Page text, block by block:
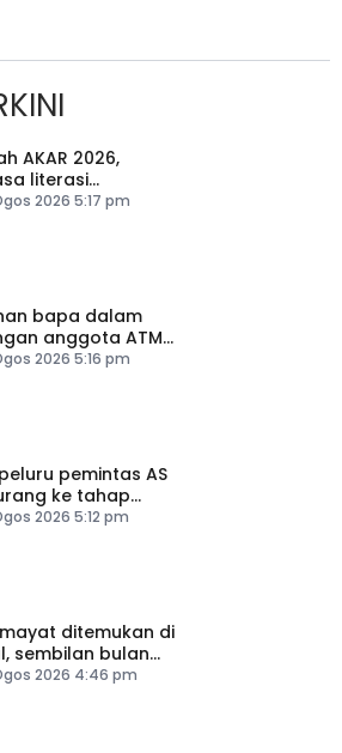
AKAR 2026,
literasi
generasi
2026 5:17 pm
bapa dalam
anggota ATM
diperkasa –
2026 5:16 pm
pemintas AS
ke tahap
2026 5:12 pm
ditemukan di
sembilan bulan
runtuhan salji
2026 4:46 pm